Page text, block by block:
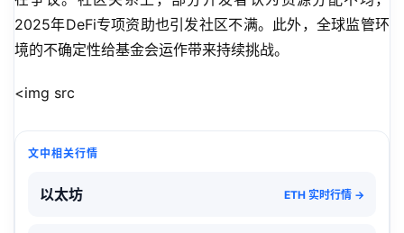
2025年DeFi专项资助也引发社区不满。此外，全球监管环
境的不确定性给基金会运作带来持续挑战。
<img src
文中相关行情
以太坊 ETH 实时行情 →